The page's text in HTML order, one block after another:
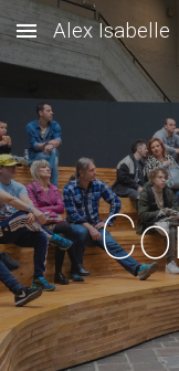
Skip to main content
Alex Isabelle